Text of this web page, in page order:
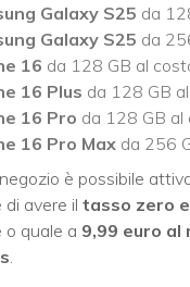
Galaxy S25 da
Galaxy S25 da
16 da 128 GB al
16 Plus da 128 GB
16 Pro da 128 GB
16 Pro Max da 256
è possibile
avere il tasso zero
o quale a 9,99 euro al